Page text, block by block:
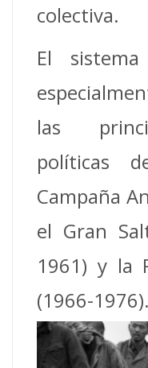
colectiva.
El
las
políticas
Campaña
el Gran
1961) y la
(1966-